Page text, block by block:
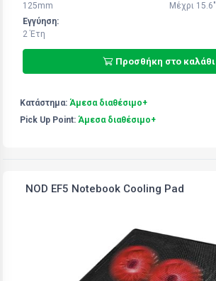
125mm
Μέχρι 15.6"
Εγγύηση:
2 Έτη
Προσθήκη στο καλάθι
Κατάστημα: Άμεσα διαθέσιμο+
Pick Up Point: Άμεσα διαθέσιμο+
NOD EF5 Notebook Cooling Pad